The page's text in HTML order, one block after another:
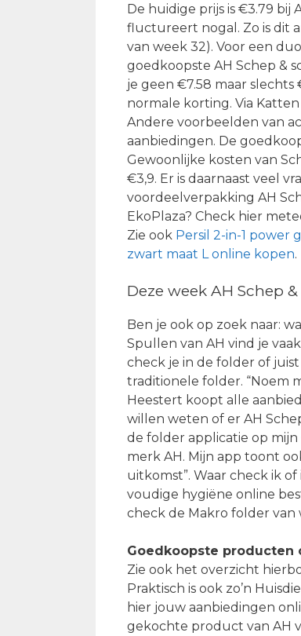
De huidige prijs is €3.79 bij
fluctureert nogal. Zo is dit
van week 32). Voor een
goedkoopste AH Schep &
je geen €7.58 maar slechts
normale korting. Via
Andere voorbeelden van
aanbiedingen. De
Gewoonlijke kosten van
€3,9. Er is daarnaast veel
voordeelverpakking AH
EkoPlaza? Check hier
Zie ook Persil 2-in-1 power
zwart maat L online kopen.
Deze week AH Schep
Ben je ook op zoek naar:
Spullen van AH vind je
check je in de folder of
traditionele folder. “Noem
Heestert koopt alle
willen weten of er AH
de folder applicatie op
merk AH. Mijn app toont
uitkomst”. Waar check ik
voudige hygiëne online
check de Makro folder van
Goedkoopste producten
Zie ook het overzicht
Praktisch is ook zo’n
hier jouw aanbiedingen
gekochte product van AH